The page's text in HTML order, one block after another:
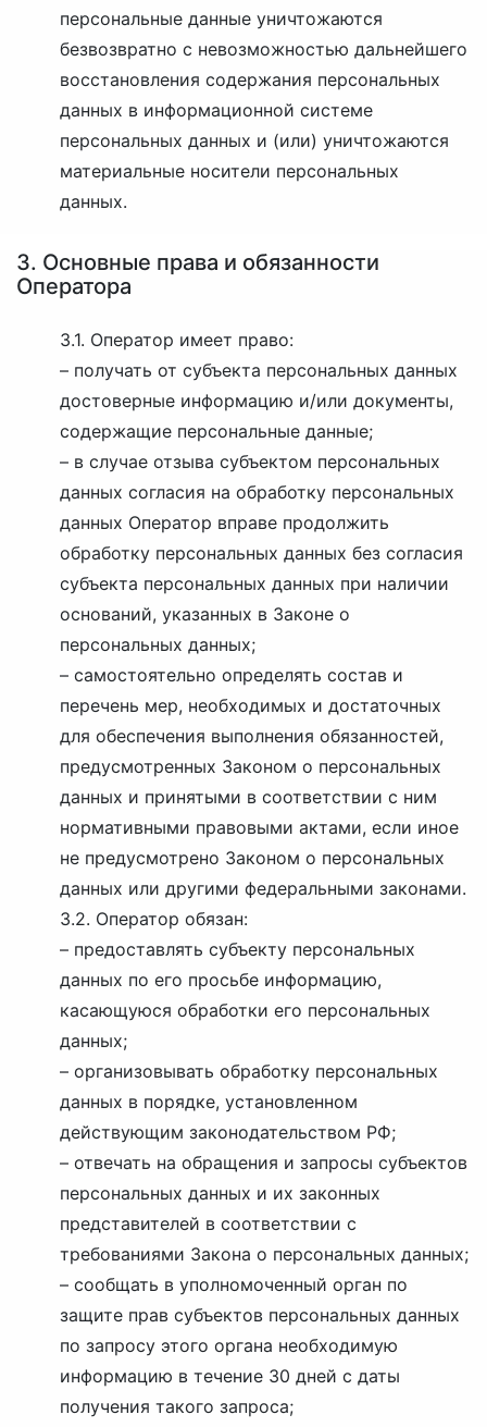
персональные данные уничтожаются
безвозвратно с невозможностью дальнейшего
восстановления содержания персональных
данных в информационной системе
персональных данных и (или) уничтожаются
материальные носители персональных
данных.
3. Основные права и обязанности
Оператора
3.1. Оператор имеет право:
– получать от субъекта персональных данных
достоверные информацию и/или документы,
содержащие персональные данные;
– в случае отзыва субъектом персональных
данных согласия на обработку персональных
данных Оператор вправе продолжить
обработку персональных данных без согласия
субъекта персональных данных при наличии
оснований, указанных в Законе о
персональных данных;
– самостоятельно определять состав и
перечень мер, необходимых и достаточных
для обеспечения выполнения обязанностей,
предусмотренных Законом о персональных
данных и принятыми в соответствии с ним
нормативными правовыми актами, если иное
не предусмотрено Законом о персональных
данных или другими федеральными законами.
3.2. Оператор обязан:
– предоставлять субъекту персональных
данных по его просьбе информацию,
касающуюся обработки его персональных
данных;
– организовывать обработку персональных
данных в порядке, установленном
действующим законодательством РФ;
– отвечать на обращения и запросы субъектов
персональных данных и их законных
представителей в соответствии с
требованиями Закона о персональных данных;
– сообщать в уполномоченный орган по
защите прав субъектов персональных данных
по запросу этого органа необходимую
информацию в течение 30 дней с даты
получения такого запроса;